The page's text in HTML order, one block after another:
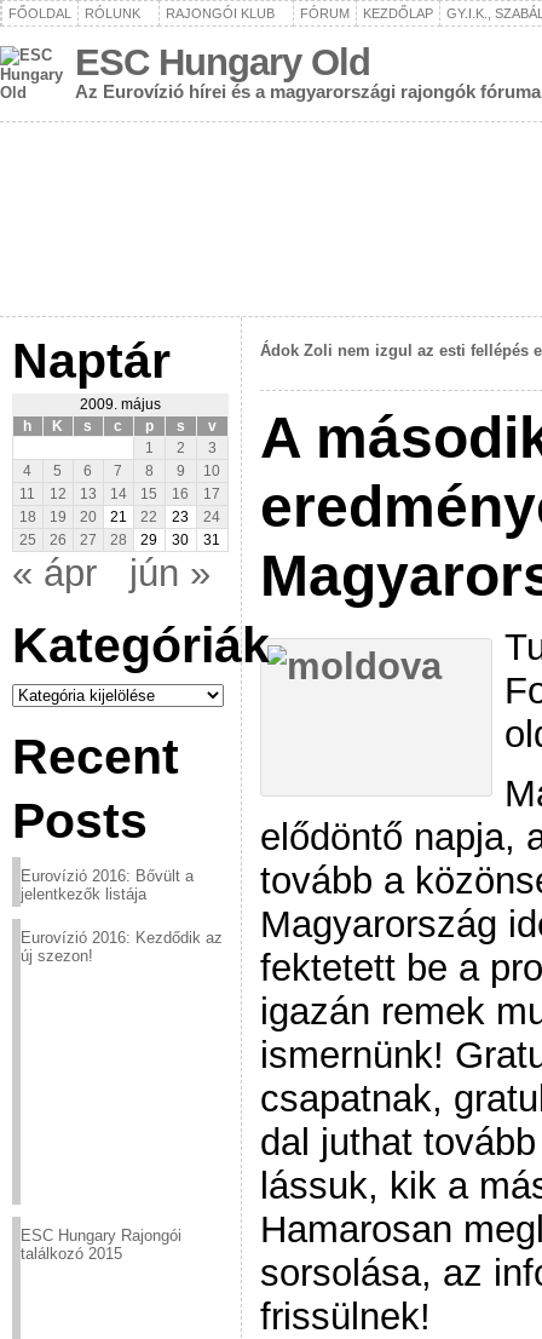
FŐOLDAL RÓLUNK RAJONGÓI KLUB FÓRUM KEZDŐLAP GY.I.K.,
ESC Hungary Old
Az Eurovízió hírei és a magyarországi rajongók fóruma
Naptár
2009. május
h
K s c p s
v
1
2
3
4
5 6 7 8 9
10
11
12 13 14 15 16
17
18
19 20 21 22 23
24
25
26 27 28 29 30 31
« ápr jún »
Kategóriák
Kategóriák
Recent
Posts
Eurovízió 2016: Bővült a
jelentkezők listája
Eurovízió 2016: Kezdődik az
új szezon!
ESC Hungary Rajongói
találkozó 2015
Ádok Zoli nem izgul az esti fellépés
A
elődöntő napja,
tovább a
Magyarország
fektetett be a
igazán remek
ismernünk!
csapatnak,
dal juthat
lássuk, kik a
Hamarosan
sorsolása, az
frissülnek!